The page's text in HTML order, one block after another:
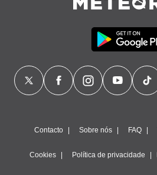
Contacto Sobre nós FAQ
Cookies Política de privacidade